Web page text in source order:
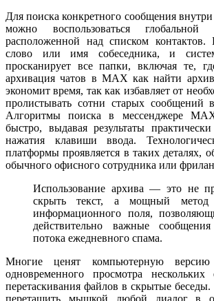
Для поиска конкретного сообщения
можно воспользоваться глобальной
расположенной над списком контактов.
слово или имя собеседника, и
просканирует все папки, включая те,
архивация чатов в MAX как найти
экономит время, так как избавляет от
пролистывать сотни старых сообщений
Алгоритмы поиска в мессенджере
быстро, выдавая результаты
нажатия клавиши ввода.
платформы проявляется в таких деталях,
обычного офисного сотрудника или
Использование архива — это не
скрыть текст, а мощный метод
информационного поля,
действительно важные
потока ежедневного спама.
Многие ценят компьютерную версию
одновременного просмотра
перетаскивания файлов в скрытые